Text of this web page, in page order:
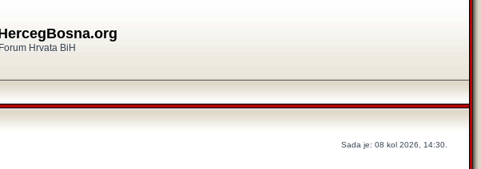
Forum Hrvata BiH
Sada je: 08 kol 2026, 14:30.